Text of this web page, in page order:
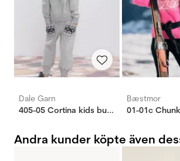
Dale Garn
405-05 Cortina kids bukse grå
Bæstmor
01-01c
Andra kunder köpte även